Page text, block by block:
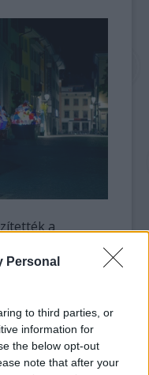
Personal
to third parties, or
information for
the below opt-out
note that after your
a
leeresztettek,
napra jobban
húzása az